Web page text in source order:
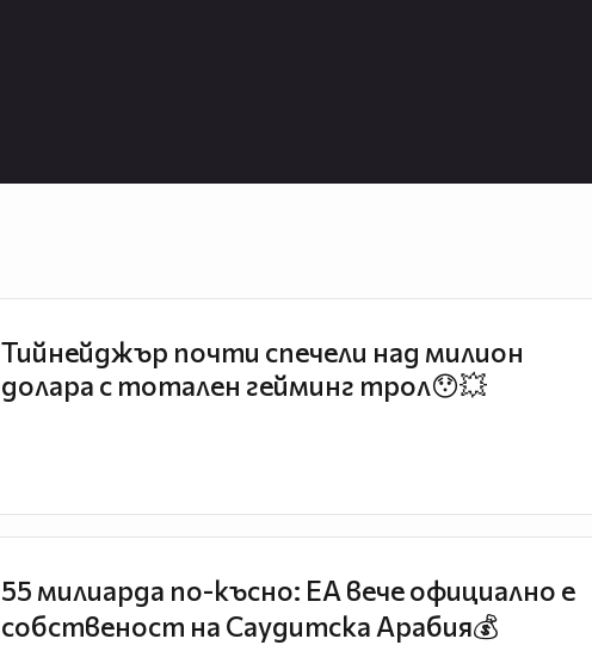
Тийнейджър почти спечели над милион
долара с тотален гейминг трол😯💥
55 милиарда по-късно: EA вече официално е
собственост на Саудитска Арабия💰